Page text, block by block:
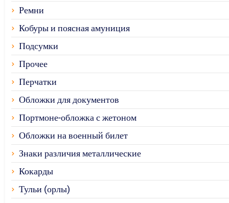
Ремни
Кобуры и поясная амуниция
Подсумки
Прочее
Перчатки
Обложки для документов
Портмоне-обложка с жетоном
Обложки на военный билет
Знаки различия металлические
Кокарды
Тульи (орлы)